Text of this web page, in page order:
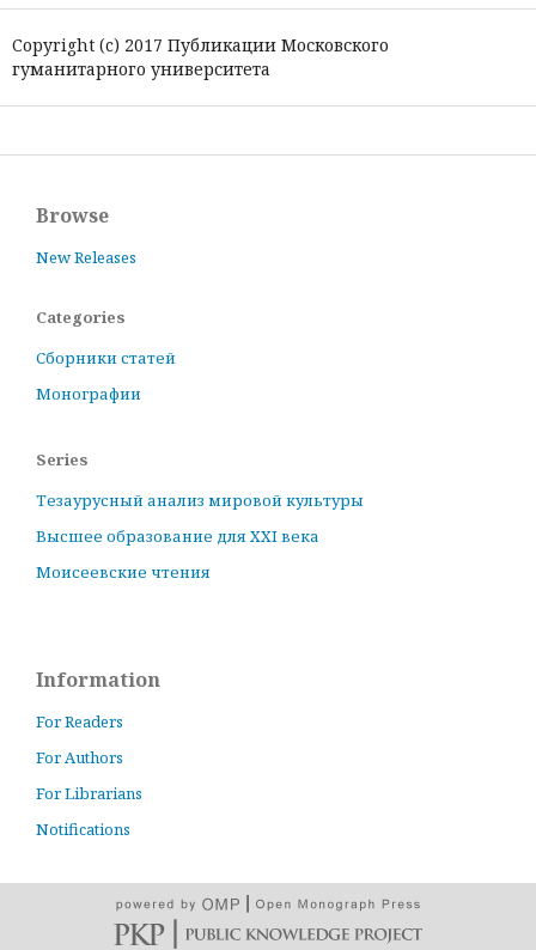
Copyright (c) 2017 Публикации Московского
гуманитарного университета
Browse
New Releases
Categories
Сборники статей
Монографии
Series
Тезаурусный анализ мировой культуры
Высшее образование для XXI века
Моисеевские чтения
Information
For Readers
For Authors
For Librarians
Notifications